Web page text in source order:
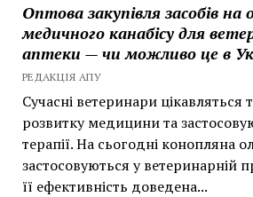
Оптова закупівля засобів на
медичного канабісу для
аптеки — чи можливо це в
РЕДАКЦІЯ АПУ
Сучасні ветеринари цікавляться
розвитку медицини та
терапії. На сьогодні конопляна
застосовуються у ветеринарній
її ефективність доведена...